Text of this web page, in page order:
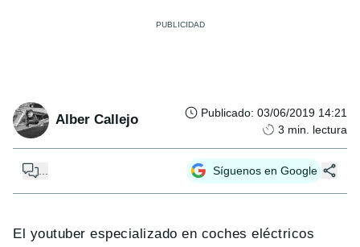
Alber Callejo Publicado: 03/06/2019 14:21
3 min. lectura
Síguenos en Google
El youtuber especializado en coches eléctricos